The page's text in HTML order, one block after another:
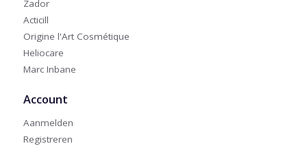
Zador
Acticill
Origine l'Art Cosmétique
Heliocare
Marc Inbane
Account
Aanmelden
Registreren